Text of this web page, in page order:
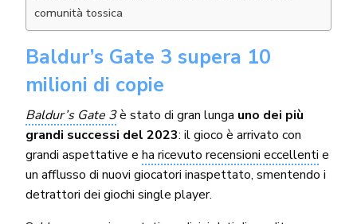
comunità tossica
Baldur’s Gate 3 supera 10
milioni di copie
Baldur’s Gate 3è stato di gran lunga uno dei più
grandi successi del 2023: il gioco è arrivato con
grandi aspettative eha ricevuto recensioni eccellenti e
un afflusso di nuovi giocatori inaspettato, smentendo i
detrattori dei giochi single player.